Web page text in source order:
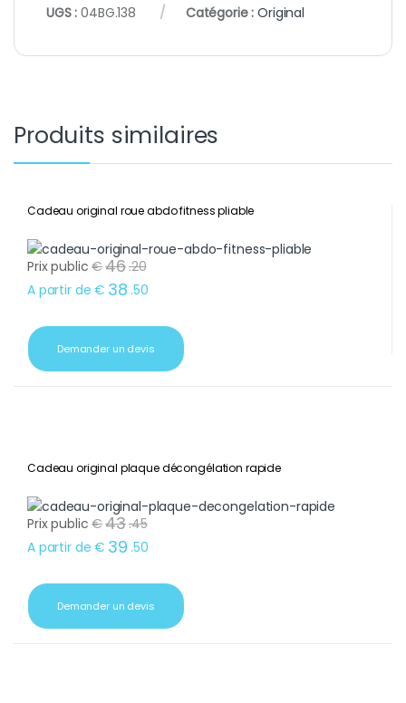
UGS :04BG.138 Catégorie :Original
Produits similaires
Cadeau original roue abdo fitness pliable
Prix public €46.20
A partir de € 38 .50
Demander un devis
Cadeau original plaque décongélation rapide
Prix public €43.45
A partir de € 39 .50
Demander un devis